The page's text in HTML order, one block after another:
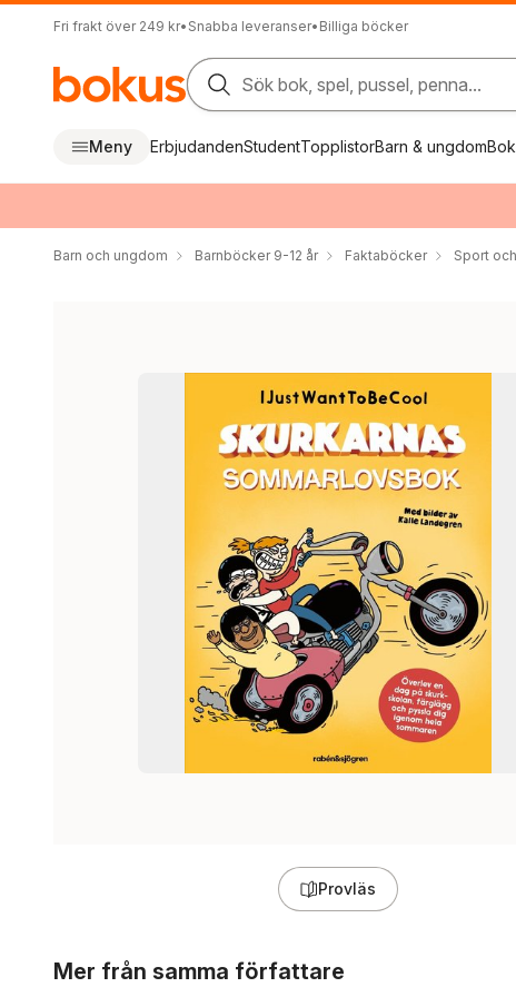
Fri frakt över 249 kr• Snabba leveranser• Billiga böcker
Sök bok, spel, pussel, penna...
Meny ErbjudandenStudentTopplistorBarn & ungdom
Barn och ungdom Barnböcker 9-12 år Faktaböcker Sport
Provläs
Mer från samma författare